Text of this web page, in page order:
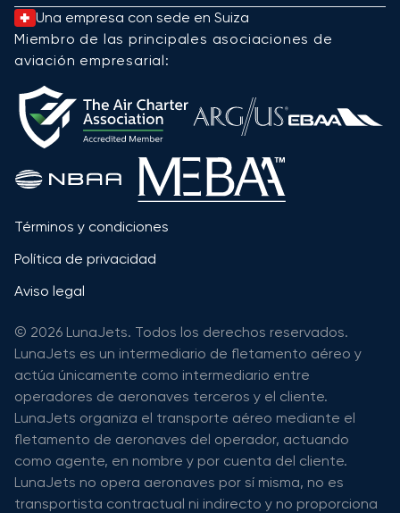
Una empresa con sede en Suiza
Miembro de las principales asociaciones de
aviación empresarial:
Términos y condiciones
Política de privacidad
Aviso legal
© 2026 LunaJets. Todos los derechos reservados.
LunaJets es un intermediario de fletamento aéreo y
actúa únicamente como intermediario entre
operadores de aeronaves terceros y el cliente.
LunaJets organiza el transporte aéreo mediante el
fletamento de aeronaves del operador, actuando
como agente, en nombre y por cuenta del cliente.
LunaJets no opera aeronaves por sí misma, no es
transportista contractual ni indirecto y no proporciona